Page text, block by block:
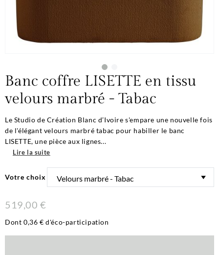
Banc coffre LISETTE en tissu
velours marbré - Tabac
Le Studio de Création Blanc d’Ivoire s'empare une nouvelle fois
de l'élégant velours marbré tabac pour habiller le banc
LISETTE, une pièce aux lignes...
Lire la suite
Votre choix
519,00 €
Dont 0,36 € d'éco-participation